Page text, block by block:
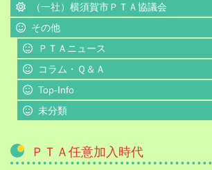
（一社）横須賀市ＰＴＡ協議会
その他
ＰＴＡニュース
コラム・Ｑ＆Ａ
Top-Info
未分類
ＰＴＡ任意加入時代